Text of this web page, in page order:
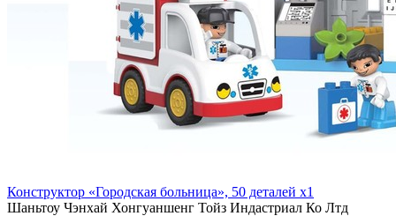
Конструктор «Городская больница», 50 деталей x1
Шаньтоу Чэнхай Хонгуаншенг Тойз Индастриал Ко Лтд